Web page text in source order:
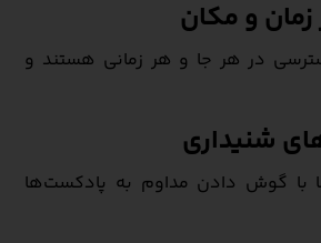
و مکان
در هر جا و هر زمانی هستند و
شنیداری
با گوش دادن مداوم به پادکست‌ها